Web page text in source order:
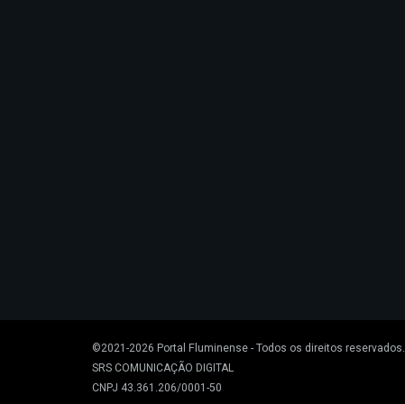
©2021-2026 Portal Fluminense- Todos os direitos reservados.
SRS COMUNICAÇÃO DIGITAL
CNPJ 43.361.206/0001-50